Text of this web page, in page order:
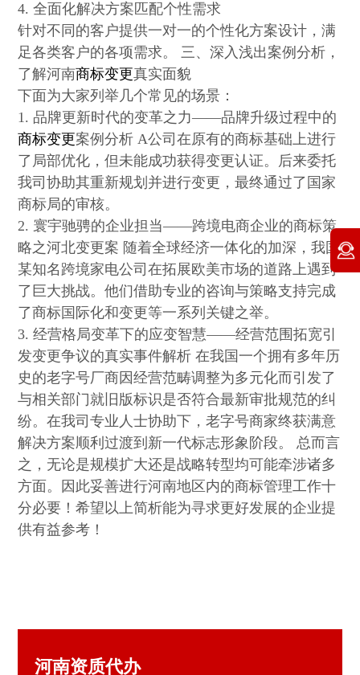
4. 全面化解决方案匹配个性需求
针对不同的客户提供一对一的个性化方案设计，满
足各类客户的各项需求。 三、深入浅出案例分析，
了解河南商标变更真实面貌
下面为大家列举几个常见的场景：
1. 品牌更新时代的变革之力——品牌升级过程中的
商标变更案例分析 A公司在原有的商标基础上进行
了局部优化，但未能成功获得变更认证。后来委托
我司协助其重新规划并进行变更，最终通过了国家
商标局的审核。
2. 寰宇驰骋的企业担当——跨境电商企业的商标策
略之河北变更案 随着全球经济一体化的加深，我国
某知名跨境家电公司在拓展欧美市场的道路上遇到
了巨大挑战。他们借助专业的咨询与策略支持完成
了商标国际化和变更等一系列关键之举。
3. 经营格局变革下的应变智慧——经营范围拓宽引
发变更争议的真实事件解析 在我国一个拥有多年历
史的老字号厂商因经营范畴调整为多元化而引发了
与相关部门就旧版标识是否符合最新审批规范的纠
纷。在我司专业人士协助下，老字号商家终获满意
解决方案顺利过渡到新一代标志形象阶段。 总而言
之，无论是规模扩大还是战略转型均可能牵涉诸多
方面。因此妥善进行河南地区内的商标管理工作十
分必要！希望以上简析能为寻求更好发展的企业提
供有益参考！
河南资质代办